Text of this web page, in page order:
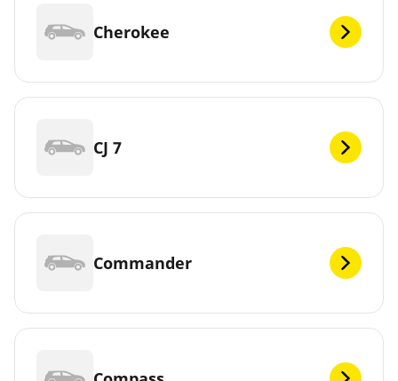
Cherokee
CJ 7
Commander